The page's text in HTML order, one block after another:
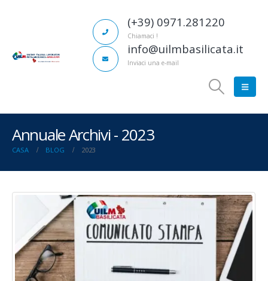
(+39) 0971.281220
Chiamaci !
info@uilmbasilicata.it
Inviaci una e-mail
Annuale Archivi - 2023
CASA BLOG 2023